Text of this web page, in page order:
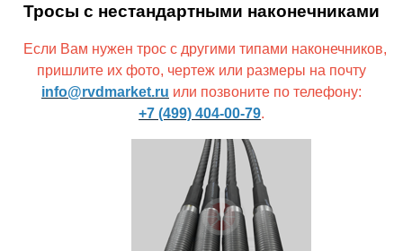
Тросы с нестандартными наконечниками
Если Вам нужен трос с другими типами наконечников,
пришлите их фото, чертеж или размеры на почту
info@rvdmarket.ru или позвоните по телефону:
+7 (499) 404-00-79.